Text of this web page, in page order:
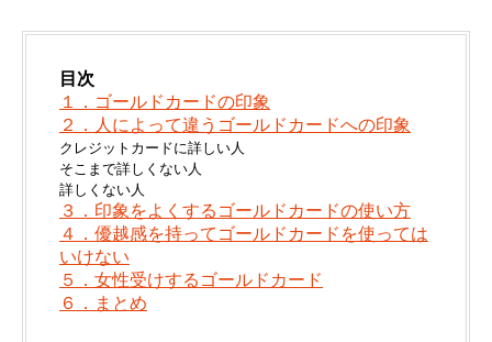
目次
１．ゴールドカードの印象
２．人によって違うゴールドカードへの印象
クレジットカードに詳しい人
そこまで詳しくない人
詳しくない人
３．印象をよくするゴールドカードの使い方
４．優越感を持ってゴールドカードを使っては
いけない
５．女性受けするゴールドカード
６．まとめ